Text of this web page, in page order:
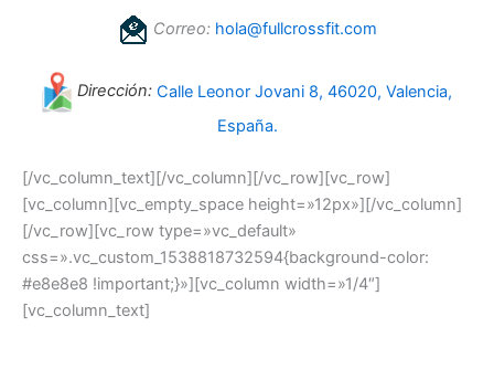
Correo: hola@fullcrossfit.com
Dirección: Calle Leonor Jovani 8, 46020, Valencia,
España.
[/vc_column_text][/vc_column][/vc_row][vc_row]
[vc_column][vc_empty_space height=»12px»][/vc_column]
[/vc_row][vc_row type=»vc_default»
css=».vc_custom_1538818732594{background-color:
#e8e8e8 !important;}»][vc_column width=»1/4″]
[vc_column_text]